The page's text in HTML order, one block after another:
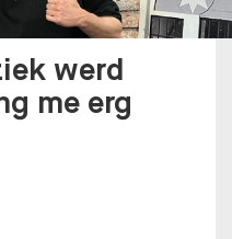
werd
me erg